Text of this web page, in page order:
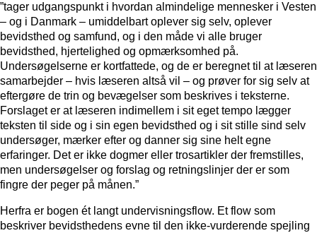
”tager udgangspunkt i hvordan almindelige mennesker i Vesten
– og i Danmark – umiddelbart oplever sig selv, oplever
bevidsthed og samfund, og i den måde vi alle bruger
bevidsthed, hjertelighed og opmærksomhed på.
Undersøgelserne er kortfattede, og de er beregnet til at læseren
samarbejder – hvis læseren altså vil – og prøver for sig selv at
eftergøre de trin og bevægelser som beskrives i teksterne.
Forslaget er at læseren indimellem i sit eget tempo lægger
teksten til side og i sin egen bevidsthed og i sit stille sind selv
undersøger, mærker efter og danner sig sine helt egne
erfaringer. Det er ikke dogmer eller trosartikler der fremstilles,
men undersøgelser og forslag og retningslinjer der er som
fingre der peger på månen.”
Herfra er bogen ét langt undervisningsflow. Et flow som
beskriver bevidsthedens evne til den ikke-vurderende spejling